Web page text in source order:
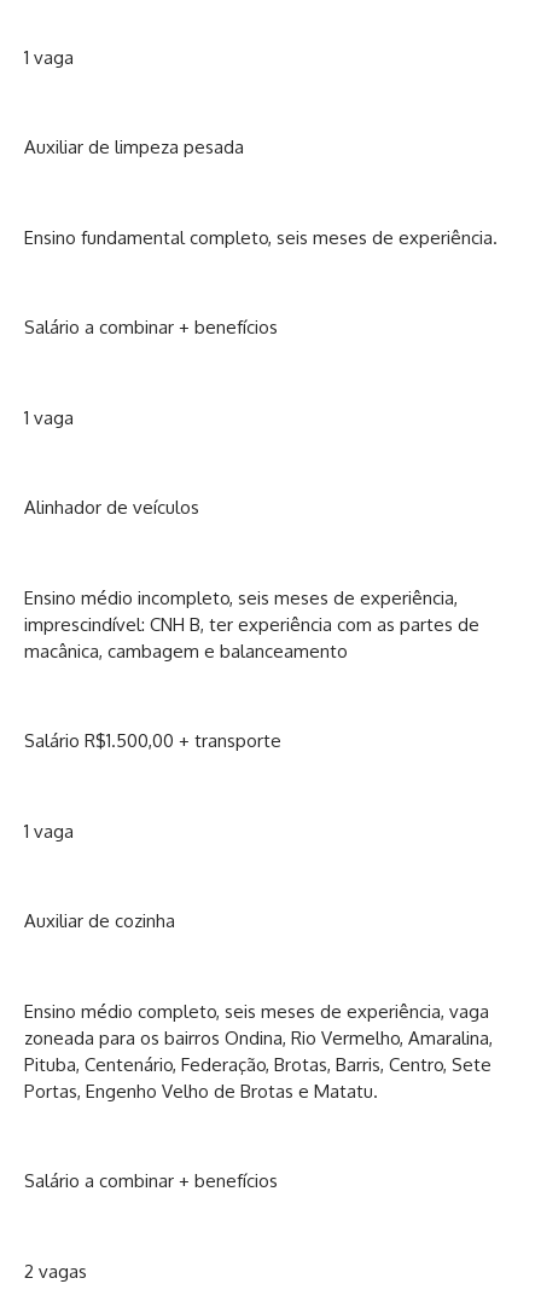
1 vaga
Auxiliar de limpeza pesada
Ensino fundamental completo, seis meses de experiência.
Salário a combinar + benefícios
1 vaga
Alinhador de veículos
Ensino médio incompleto, seis meses de experiência,
imprescindível: CNH B, ter experiência com as partes de
macânica, cambagem e balanceamento
Salário R$1.500,00 + transporte
1 vaga
Auxiliar de cozinha
Ensino médio completo, seis meses de experiência, vaga
zoneada para os bairros Ondina, Rio Vermelho, Amaralina,
Pituba, Centenário, Federação, Brotas, Barris, Centro, Sete
Portas, Engenho Velho de Brotas e Matatu.
Salário a combinar + benefícios
2 vagas